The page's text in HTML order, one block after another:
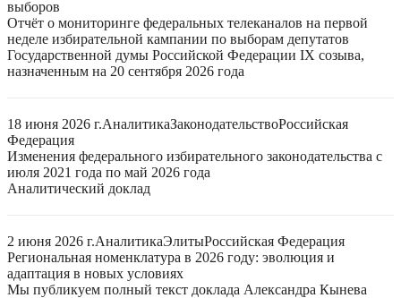
выборов
Отчёт о мониторинге федеральных телеканалов на первой
неделе избирательной кампании по выборам депутатов
Государственной думы Российской Федерации IX созыва,
назначенным на 20 сентября 2026 года
18 июня 2026 г.АналитикаЗаконодательствоРоссийская
Федерация
Изменения федерального избирательного законодательства с
июля 2021 года по май 2026 года
Аналитический доклад
2 июня 2026 г.АналитикаЭлитыРоссийская Федерация
Региональная номенклатура в 2026 году: эволюция и
адаптация в новых условиях
Мы публикуем полный текст доклада Александра Кынева